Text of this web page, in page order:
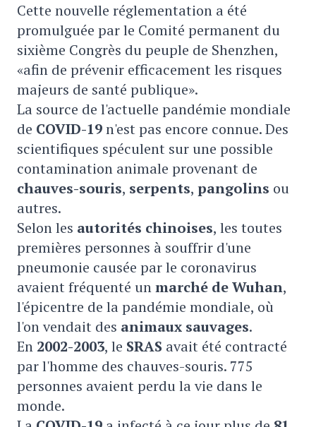
Cette nouvelle réglementation a été
promulguée par le Comité permanent du
sixième Congrès du peuple de Shenzhen,
«afin de prévenir efficacement les risques
majeurs de santé publique».
La source de l'actuelle pandémie mondiale
de COVID-19n'est pas encore connue. Des
scientifiques spéculent sur une possible
contamination animale provenant de
chauves-souris, serpents, pangolins ou
autres.
Selon les autorités chinoises, les toutes
premières personnes à souffrir d'une
pneumonie causée par le coronavirus
avaient fréquenté unmarché de Wuhan,
l'épicentre de la pandémie mondiale, où
l'on vendait des animaux sauvages.
En 2002-2003, le SRAS avait été contracté
par l'homme des chauves-souris. 775
personnes avaient perdu la vie dans le
monde.